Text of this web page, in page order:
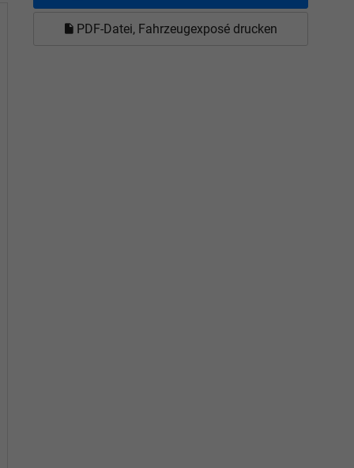
PDF-Datei, Fahrzeugexposé drucken